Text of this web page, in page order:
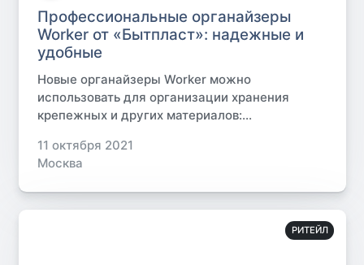
Профессиональные органайзеры
Worker от «Бытпласт»: надежные и
удобные
Новые органайзеры Worker можно
использовать для организации хранения
крепежных и других материалов:...
11 октября 2021
Москва
РИТЕЙЛ